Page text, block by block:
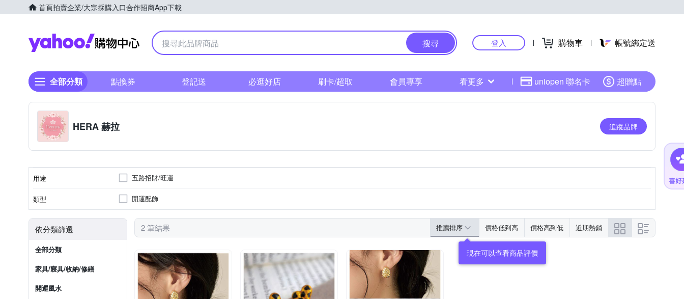
首頁拍賣企業/大宗採購入口合作招商App下載
Yahoo購物中心
搜尋 登入 購物車 帳號綁定送
全部分類 點換券 登記送 必逛好店 刷卡/超取 會員專享 看更多 uniopen 聯名卡 超贈點
HERA 赫拉 追蹤品牌
用途 五路招財/旺運
類型 開運配飾
依分類篩選
全部分類
家具/寢具/收納/修繕
開運風水
2 筆結果 推薦排序 價格低到高 價格高到低 近期熱銷
現在可以查看商品評價